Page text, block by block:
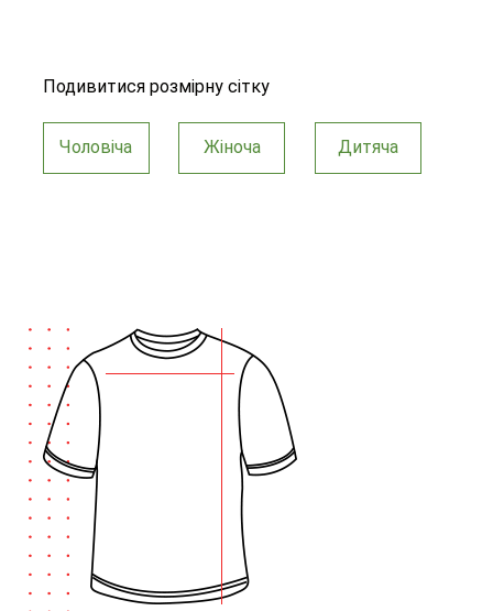
Подивитися розмірну сітку
Чоловіча Жіноча Дитяча